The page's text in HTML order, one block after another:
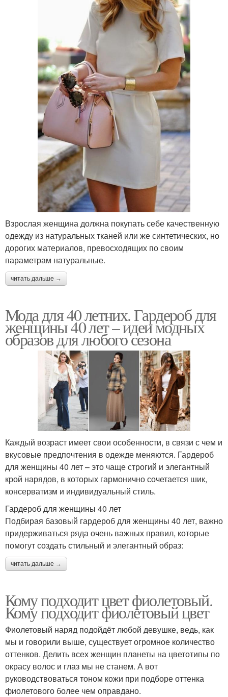
Взрослая женщина должна покупать себе качественную
одежду из натуральных тканей или же синтетических, но
дорогих материалов, превосходящих по своим
параметрам натуральные.
читать дальше →
Мода для 40 летних. Гардероб для
женщины 40 лет – идеи модных
образов для любого сезона
Каждый возраст имеет свои особенности, в связи с чем и
вкусовые предпочтения в одежде меняются. Гардероб
для женщины 40 лет – это чаще строгий и элегантный
крой нарядов, в которых гармонично сочетается шик,
консерватизм и индивидуальный стиль.
Гардероб для женщины 40 лет
Подбирая базовый гардероб для женщины 40 лет, важно
придерживаться ряда очень важных правил, которые
помогут создать стильный и элегантный образ:
читать дальше →
Кому подходит цвет фиолетовый.
Кому подходит фиолетовый цвет
Фиолетовый наряд подойдёт любой девушке, ведь, как
мы и говорили выше, существует огромное количество
оттенков. Делить всех женщин планеты на цветотипы по
окрасу волос и глаз мы не станем. А вот
руководствоваться тоном кожи при подборе оттенка
фиолетового более чем оправдано.